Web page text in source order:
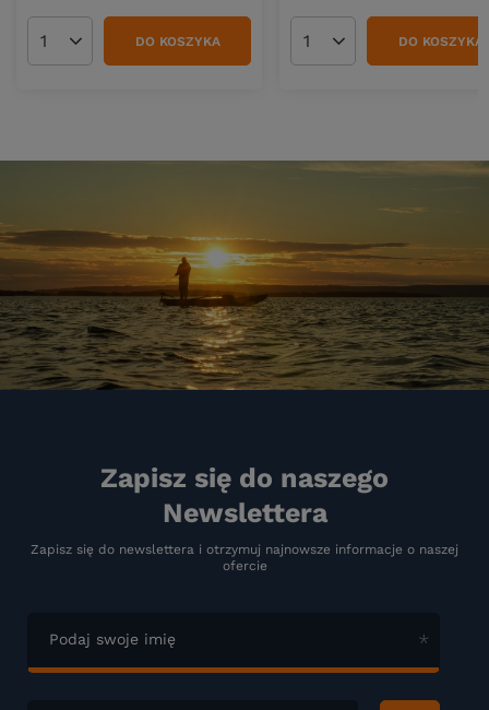
Ilość produktówDO KOSZYKA Ilość produktówDO KOSZYKA
Zapisz się do naszego
Newslettera
Zapisz się do newslettera i otrzymuj najnowsze informacje o naszej
ofercie
Podaj swoje imię